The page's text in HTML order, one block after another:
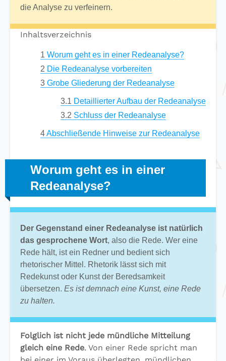
die Analyse zu verfeinern.
Inhaltsverzeichnis
1 Worum geht es in einer Redeanalyse?
2 Die Redeanalyse vorbereiten
3 Grobe Gliederung der Redeanalyse
3.1 Detaillierter Aufbau der Redeanalyse
3.2 Schluss der Redeanalyse
4Abschließende Hinweise zur Redeanalyse
Worum geht es in einer
Redeanalyse?
Der Gegenstand einer Redeanalyse ist natürlich
das gesprochene Wort, also die Rede. Wer eine
Rede hält, ist ein Redner und bedient sich
rhetorischer Mittel. Rhetorik lässt sich mit
Redekunst oder Kunst der Beredsamkeit
übersetzen. Es ist demnach eine Kunst, eine Rede
zu halten.
Folglich ist nicht jede mündliche Mitteilung
gleich eine Rede. Von einer Rede spricht man